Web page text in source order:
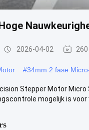
2026-04-02
#34mm 2 fase
Stepper Motor
mogelijk is voor